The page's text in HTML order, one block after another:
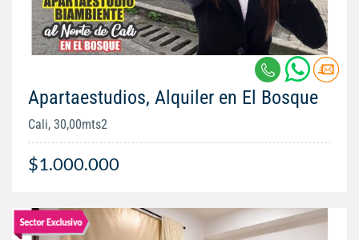
Apartaestudios, Alquiler en El Bosque
Cali, 30,00mts2
$1.000.000